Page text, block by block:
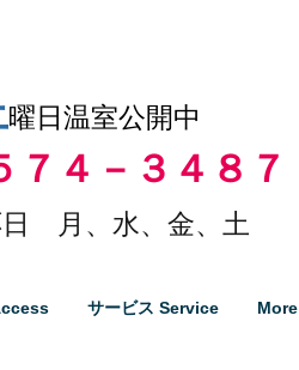
曜日温室公開中
７４－３４８７
月、水、金、土
サービス Service More